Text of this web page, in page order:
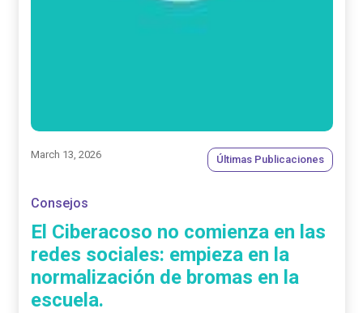
Últimas Publicaciones
March 13, 2026
Consejos
El Ciberacoso no comienza en las
redes sociales: empieza en la
normalización de bromas en la
escuela.